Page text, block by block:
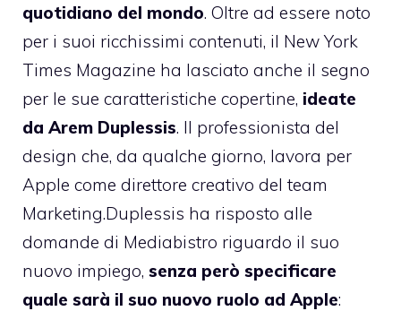
quotidiano del mondo. Oltre ad essere noto
per i suoi ricchissimi contenuti, il New York
Times Magazine ha lasciato anche il segno
per le sue caratteristiche copertine, ideate
da Arem Duplessis. Il professionista del
design che, da qualche giorno, lavora per
Apple come direttore creativo del team
Marketing.Duplessis ha risposto alle
domande di Mediabistro riguardo il suo
nuovo impiego, senza però specificare
quale sarà il suo nuovo ruolo ad Apple: